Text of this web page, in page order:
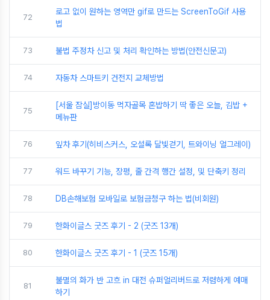
72
로고 없이 원하는 영역만 gif로 만드는 ScreenToGif 사용
법
73 불법 주정차 신고 및 처리 확인하는 방법(안전신문고)
74 자동차 스마트키 건전지 교체방법
75
[서울 잠실]방이동 먹자골목 혼밥하기 딱 좋은 오늘, 김밥 +
메뉴판
76 잎차 후기(히비스커스, 오설록 달빛걷기, 트와이닝 얼그레이)
77 워드 바꾸기 기능, 장평, 줄 간격 행간 설정, 및 단축키 정리
78 DB손해보험 모바일로 보험금청구 하는 법(비회원)
79 한화이글스 굿즈 후기 - 2 (굿즈 13개)
80 한화이글스 굿즈 후기 - 1 (굿즈 15개)
81
불멸의 화가 반 고흐 in 대전 슈퍼얼리버드로 저렴하게 예매
하기